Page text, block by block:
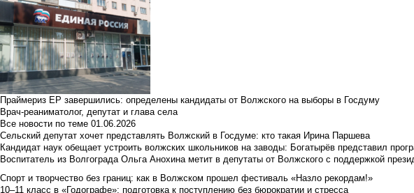
Праймериз ЕР завершились: определены кандидаты от Волжского на выборы в Госдуму
Врач-реаниматолог, депутат и глава села
Все новости по теме 01.06.2026
Сельский депутат хочет представлять Волжский в Госдуме: кто такая Ирина Паршева
Кандидат наук обещает устроить волжских школьников на заводы: Богатырёв представил
Воспитатель из Волгограда Ольга Анохина метит в депутаты от Волжского с поддержкой
Спорт и творчество без границ: как в Волжском прошел фестиваль «Назло рекордам!»
10–11 класс в «Годографе»: подготовка к поступлению без бюрократии и стресса